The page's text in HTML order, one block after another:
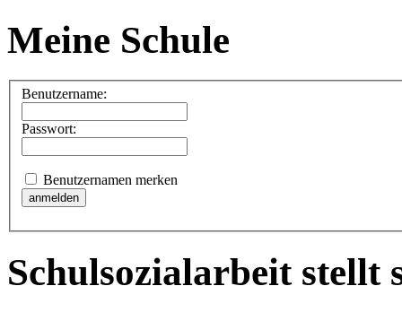
Meine Schule
Benutzername:
Passwort:
Benutzernamen merken
Schulsozialarbeit stellt